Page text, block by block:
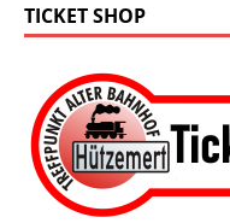
TICKET SHOP